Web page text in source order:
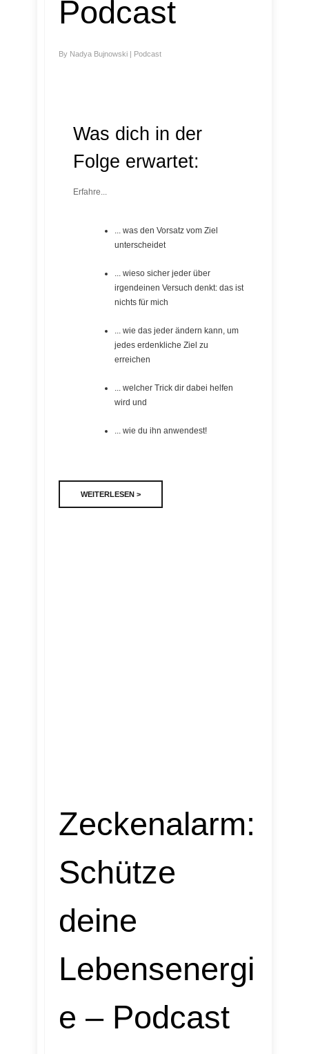
Podcast
By Nadya Bujnowski | Podcast
Was dich in der
Folge erwartet:
Erfahre...
... was den Vorsatz vom Ziel
unterscheidet
... wieso sicher jeder über
irgendeinen Versuch denkt: das ist
nichts für mich
... wie das jeder ändern kann, um
jedes erdenkliche Ziel zu
erreichen
... welcher Trick dir dabei helfen
wird und
... wie du ihn anwendest!
WEITERLESEN >
Zeckenalarm:
Schütze
deine
Lebensenergi
e – Podcast